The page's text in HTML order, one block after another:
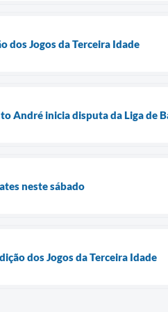
dos Jogos da Terceira Idade
André inicia disputa da Liga de
neste sábado
dos Jogos da Terceira Idade